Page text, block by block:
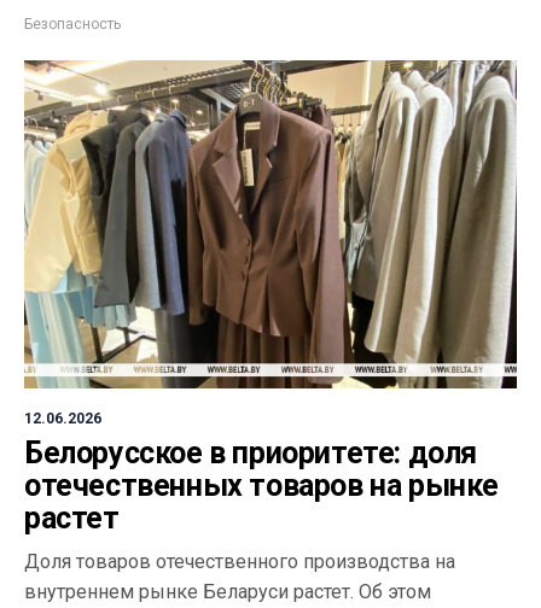
Безопасность
12.06.2026
Белорусское в приоритете: доля
отечественных товаров на рынке
растет
Доля товаров отечественного производства на
внутреннем рынке Беларуси растет. Об этом